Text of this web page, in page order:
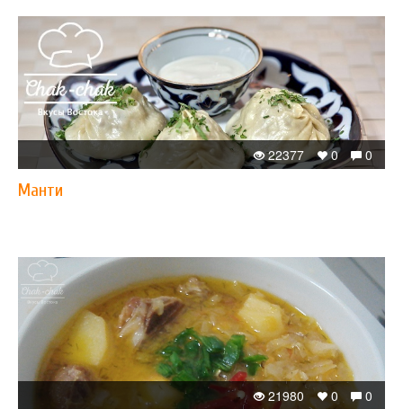
0
0
22377
Манти
0
0
21980